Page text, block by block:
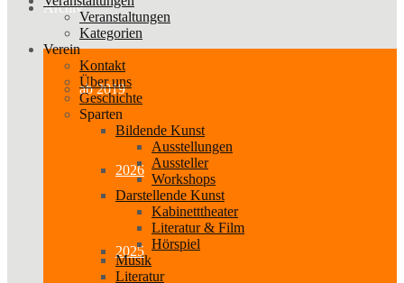
Archiv
ab 2019
2026
2025
Veranstaltungen
Kategorien
Verein
Kontakt
Über uns
Geschichte
Sparten
Bildende Kunst
Ausstellungen
Aussteller
Workshops
Darstellende Kunst
Kabinetttheater
Literatur & Film
Hörspiel
Musik
Literatur